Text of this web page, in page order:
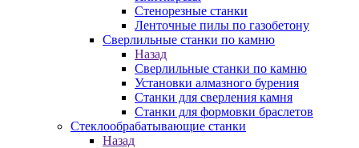
Стенорезные станки
Ленточные пилы по газобетону
Сверлильные станки по камню
Назад
Сверлильные станки по камню
Установки алмазного бурения
Станки для сверления камня
Станки для формовки браслетов
Стеклообрабатывающие станки
Назад